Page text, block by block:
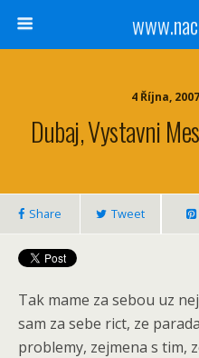
4 Října,
Dubaj, Vystavni
Share Tweet
Tak mame za sebou uz
sam za sebe rict, ze
problemy, zejmena s tim,